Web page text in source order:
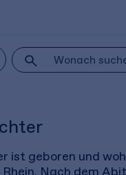
ist geboren und
Nach dem